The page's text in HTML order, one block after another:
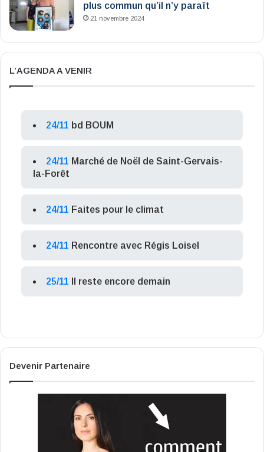
plus commun qu’il n’y paraît
21 novembre 2024
L’AGENDA A VENIR
24/11 bd BOUM
24/11 Marché de Noël de Saint-Gervais-
la-Forêt
24/11 Faites pour le climat
24/11 Rencontre avec Régis Loisel
25/11 Il reste encore demain
Devenir Partenaire